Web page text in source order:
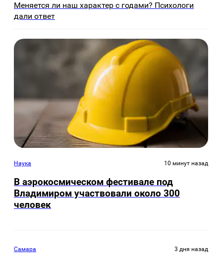
Меняется ли наш характер с годами? Психологи
дали ответ
Наука 10 минут назад
В аэрокосмическом фестивале под
Владимиром участвовали около 300
человек
Самара 3 дня назад